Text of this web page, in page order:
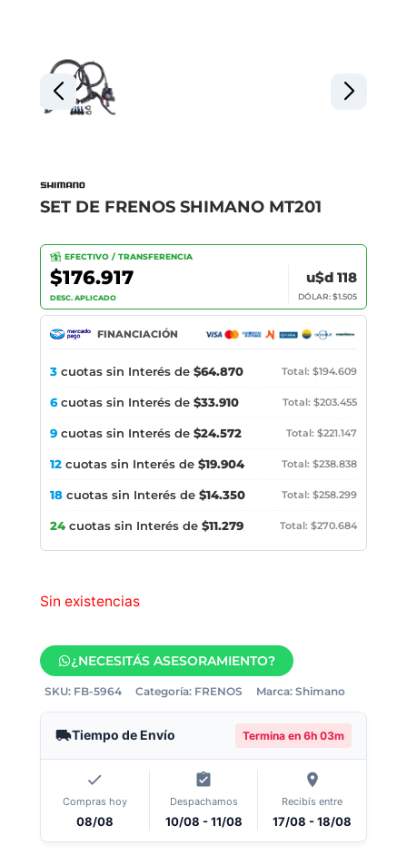
SET DE FRENOS SHIMANO MT201
EFECTIVO / TRANSFERENCIA
$176.917
DESC. APLICADO
u$d 118
DÓLAR: $1.505
FINANCIACIÓN
3 cuotas sin Interés de $64.870 Total: $194.609
6cuotas sin Interés de $33.910 Total: $203.455
9 cuotas sin Interés de $24.572 Total: $221.147
12 cuotas sin Interés de $19.904 Total: $238.838
18 cuotas sin Interés de $14.350 Total: $258.299
24 cuotas sin Interés de $11.279 Total: $270.684
Sin existencias
¿NECESITÁS ASESORAMIENTO?
SKU: FB-5964 Categoría: FRENOS Marca: Shimano
Tiempo de Envío Termina en 6h 03m
Compras hoy
08/08
Despachamos
10/08 - 11/08
Recibís entre
17/08 - 18/08